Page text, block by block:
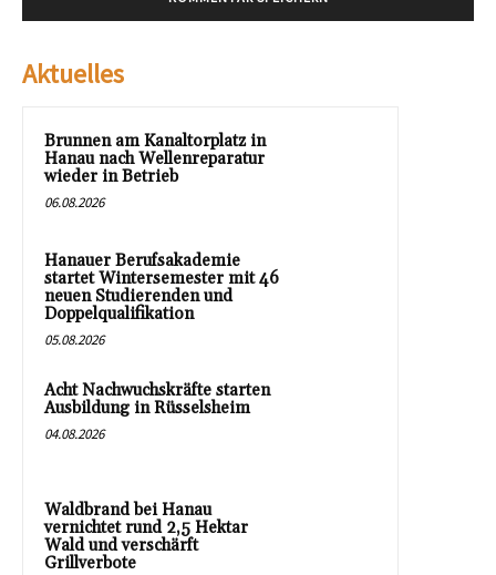
Aktuelles
Brunnen am Kanaltorplatz in
Hanau nach Wellenreparatur
wieder in Betrieb
06.08.2026
Hanauer Berufsakademie
startet Wintersemester mit 46
neuen Studierenden und
Doppelqualifikation
05.08.2026
Acht Nachwuchskräfte starten
Ausbildung in Rüsselsheim
04.08.2026
Waldbrand bei Hanau
vernichtet rund 2,5 Hektar
Wald und verschärft
Grillverbote